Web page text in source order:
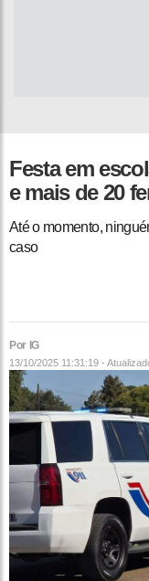
Festa em
e mais de 20
Até o momento,
caso
Por IG
13/10/2025 11:31:19 -